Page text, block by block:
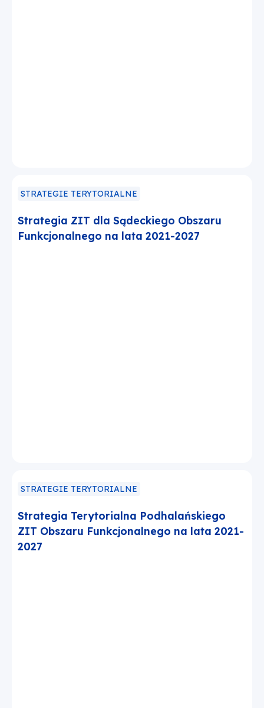
STRATEGIE TERYTORIALNE
Strategia ZIT dla Sądeckiego Obszaru
Funkcjonalnego na lata 2021-2027
STRATEGIE TERYTORIALNE
Strategia Terytorialna Podhalańskiego
ZIT Obszaru Funkcjonalnego na lata 2021-
2027